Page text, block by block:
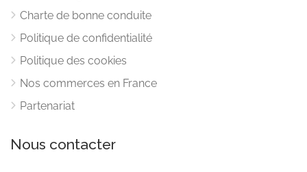
Charte de bonne conduite
Politique de confidentialité
Politique des cookies
Nos commerces en France
Partenariat
Nous contacter